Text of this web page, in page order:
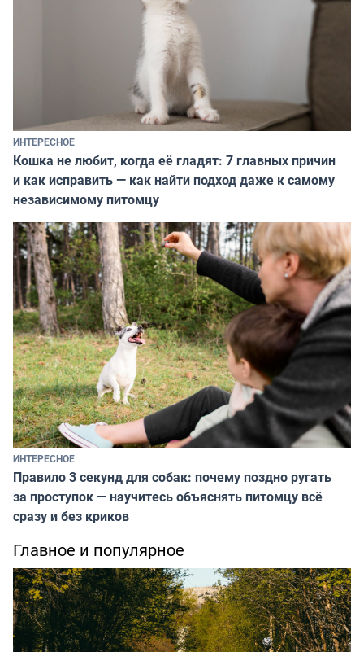
ИНТЕРЕСНОЕ
Кошка не любит, когда её гладят: 7 главных причин
и как исправить — как найти подход даже к самому
независимому питомцу
ИНТЕРЕСНОЕ
Правило 3 секунд для собак: почему поздно ругать
за проступок — научитесь объяснять питомцу всё
сразу и без криков
Главное и популярное